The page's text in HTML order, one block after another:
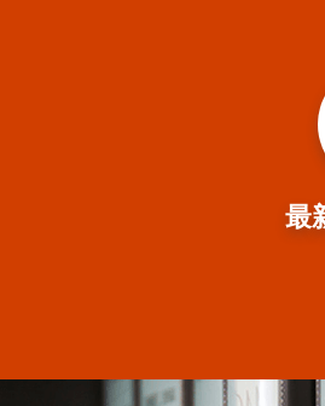
最